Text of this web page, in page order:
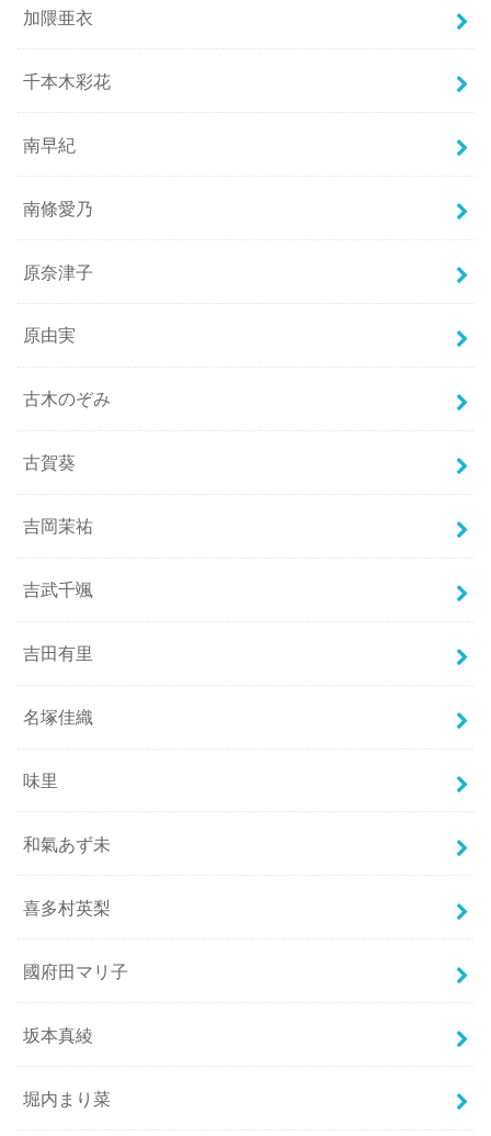
加隈亜衣
千本木彩花
南早紀
南條愛乃
原奈津子
原由実
古木のぞみ
古賀葵
吉岡茉祐
吉武千颯
吉田有里
名塚佳織
味里
和氣あず未
喜多村英梨
國府田マリ子
坂本真綾
堀内まり菜